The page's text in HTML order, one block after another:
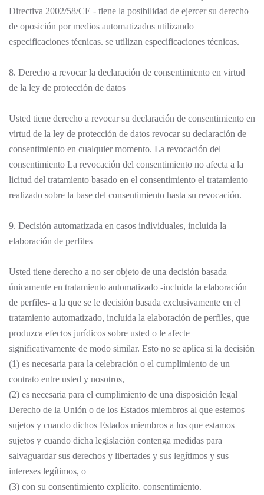
Directiva 2002/58/CE - tiene la posibilidad de ejercer su derecho
de oposición por medios automatizados utilizando
especificaciones técnicas. se utilizan especificaciones técnicas.
8. Derecho a revocar la declaración de consentimiento en virtud
de la ley de protección de datos
Usted tiene derecho a revocar su declaración de consentimiento en
virtud de la ley de protección de datos revocar su declaración de
consentimiento en cualquier momento. La revocación del
consentimiento La revocación del consentimiento no afecta a la
licitud del tratamiento basado en el consentimiento el tratamiento
realizado sobre la base del consentimiento hasta su revocación.
9. Decisión automatizada en casos individuales, incluida la
elaboración de perfiles
Usted tiene derecho a no ser objeto de una decisión basada
únicamente en tratamiento automatizado -incluida la elaboración
de perfiles- a la que se le decisión basada exclusivamente en el
tratamiento automatizado, incluida la elaboración de perfiles, que
produzca efectos jurídicos sobre usted o le afecte
significativamente de modo similar. Esto no se aplica si la decisión
(1) es necesaria para la celebración o el cumplimiento de un
contrato entre usted y nosotros,
(2) es necesaria para el cumplimiento de una disposición legal
Derecho de la Unión o de los Estados miembros al que estemos
sujetos y cuando dichos Estados miembros a los que estamos
sujetos y cuando dicha legislación contenga medidas para
salvaguardar sus derechos y libertades y sus legítimos y sus
intereses legítimos, o
(3) con su consentimiento explícito. consentimiento.